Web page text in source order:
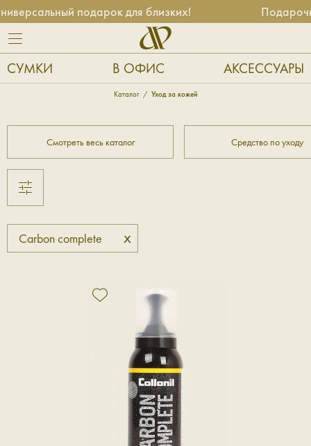
подарок для близких!
СУМКИ В ОФИС АКСЕССУАРЫ
Каталог Уход за кожей
Смотреть весь каталог Средство по уходу
Carbon complete x